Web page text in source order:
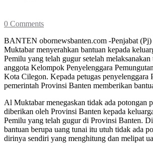
0 Comments
BANTEN obornewsbanten.com -Penjabat
Muktabar menyerahkan bantuan kepada
Pemilu yang telah gugur setelah melaksanakan
anggota Kelompok Penyelenggara
Kota Cilegon. Kepada petugas penyelenggara
pemerintah Provinsi Banten memberikan
Al Muktabar menegaskan tidak ada potongan
diberikan oleh Provinsi Banten kepada
Pemilu yang telah gugur di Provinsi Banten.
bantuan berupa uang tunai itu utuh tidak ada
dirinya sendiri yang menghitung dan melipat